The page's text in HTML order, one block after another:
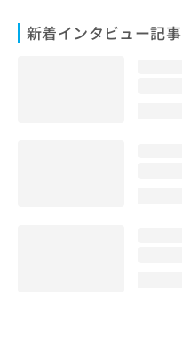
新着インタビュー記事